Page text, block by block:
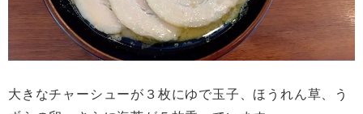
大きなチャーシューが３枚にゆで玉子、ほうれん草、う